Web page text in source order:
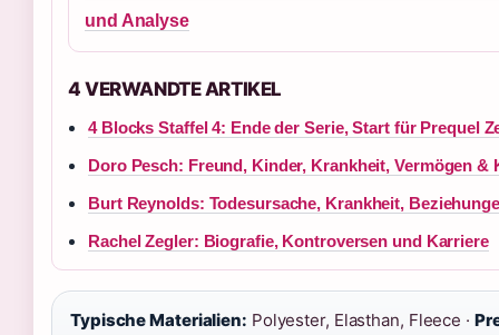
und Analyse
4 VERWANDTE ARTIKEL
4 Blocks Staffel 4: Ende der Serie, Start für Prequel
Doro Pesch: Freund, Kinder, Krankheit, Vermögen &
Burt Reynolds: Todesursache, Krankheit,
Rachel Zegler: Biografie, Kontroversen und Karriere
Typische Materialien: Polyester, Elasthan, Fleece ·